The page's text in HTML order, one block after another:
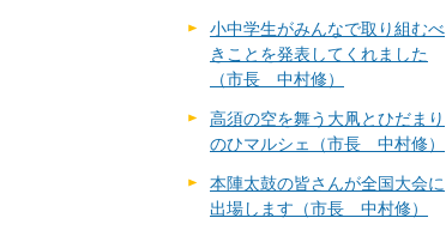
小中学生がみんなで取り組むべ
きことを発表してくれました
（市長 中村修）
高須の空を舞う大凧とひだまり
のひマルシェ（市長 中村修）
本陣太鼓の皆さんが全国大会に
出場します（市長 中村修）